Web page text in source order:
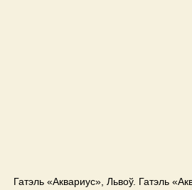
Гатэль «Аквариус», Львоў. Гатэль